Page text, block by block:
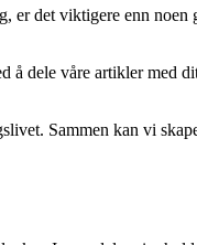
det viktigere enn
å dele våre artikler
Sammen kan vi